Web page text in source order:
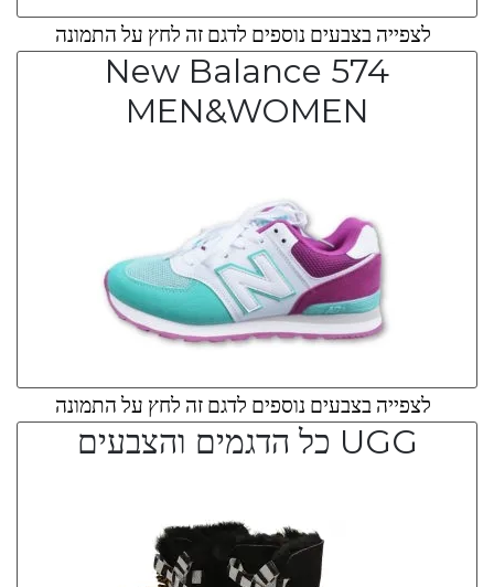
לצפייה בצבעים נוספים לדגם זה לחץ על התמונה
New Balance 574
MEN&WOMEN
לצפייה בצבעים נוספים לדגם זה לחץ על התמונה
UGG כל הדגמים והצבעים